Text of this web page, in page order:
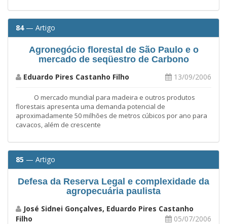
84— Artigo
Agronegócio florestal de São Paulo e o
mercado de seqüestro de Carbono
Eduardo Pires Castanho Filho 13/09/2006
O mercado mundial para madeira e outros produtos
florestais apresenta uma demanda potencial de
aproximadamente 50 milhões de metros cúbicos por ano para
cavacos, além de crescente
85 — Artigo
Defesa da Reserva Legal e complexidade da
agropecuária paulista
José Sidnei Gonçalves, Eduardo Pires Castanho
Filho
05/07/2006